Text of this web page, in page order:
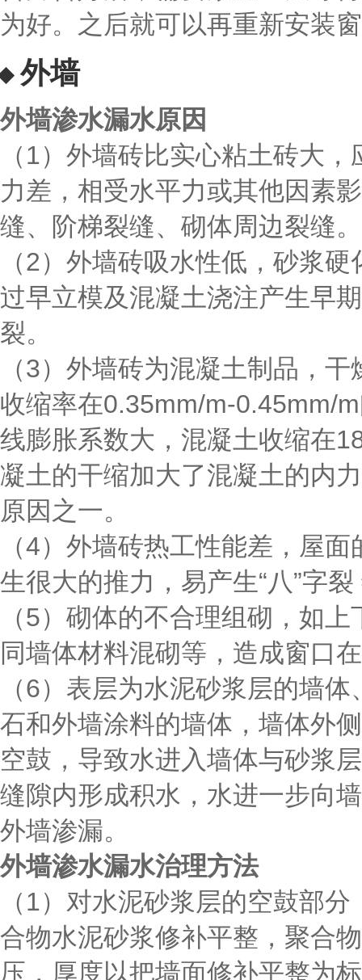
为好。之后就可以再重新安装
外墙
外墙渗水漏水原因
（1）外墙砖比实心粘土砖大
力差，相受水平力或其他因素
缝、阶梯裂缝、砌体周边裂缝。
（2）外墙砖吸水性低，砂浆
过早立模及混凝土浇注产生早
裂。
（3）外墙砖为混凝土制品，
收缩率在0.35mm/m-0.45mm/
线膨胀系数大，混凝土收缩在
凝土的干缩加大了混凝土的内
原因之一。
（4）外墙砖热工性能差，屋
生很大的推力，易产生“八”字裂
（5）砌体的不合理组砌，如
同墙体材料混砌等，造成窗口
（6）表层为水泥砂浆层的墙
石和外墙涂料的墙体，墙体外
空鼓，导致水进入墙体与砂浆
缝隙内形成积水，水进一步向
外墙渗漏。
外墙渗水漏水治理方法
（1）对水泥砂浆层的空鼓部
合物水泥砂浆修补平整，聚合
压，厚度以把墙面修补平整为